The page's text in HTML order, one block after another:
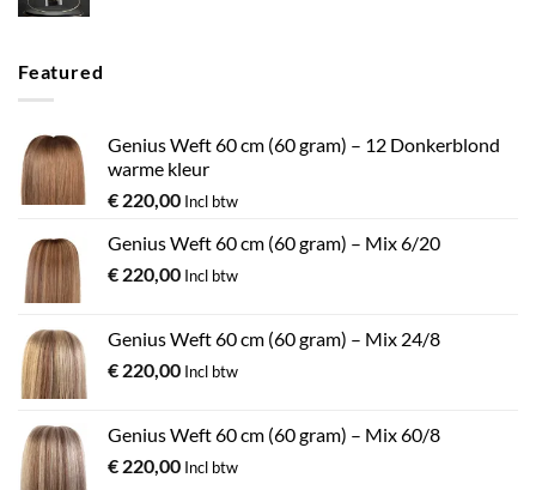
Featured
Genius Weft 60 cm (60 gram) – 12 Donkerblond
warme kleur
€ 220,00 Incl btw
Genius Weft 60 cm (60 gram) – Mix 6/20
€ 220,00 Incl btw
Genius Weft 60 cm (60 gram) – Mix 24/8
€ 220,00 Incl btw
Genius Weft 60 cm (60 gram) – Mix 60/8
€ 220,00 Incl btw